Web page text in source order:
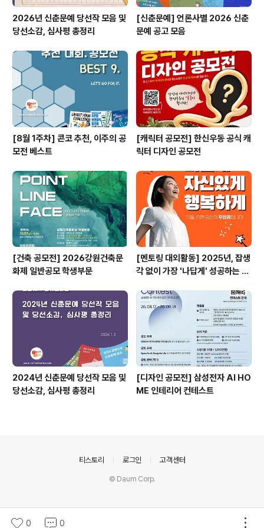
2026년 신춘문예 당선작 모음 및
당선소감, 심사평 총정리
[신춘문예] 언론사별 2026 신춘
문예 공고 모음
[8월 1주차] 콘코 추천, 이주의 공
모전 베스트
[캐릭터 공모전] 한신우동 공식 캐
릭터 디자인 공모전
[건축 공모전] 2026강원건축문
화제 일반공모 학생부문
[멘토링 대외활동] 2025년, 잡생
각 없이 가장 '나답게' 성공하는 법
2024년 신춘문예 당선작 모음 및
당선소감, 심사평 총정리
[디자인 공모전] 삼성전자 AI HO
ME 인테리어 컨테스트
0 0
티스토리 로그인 고객센터
© Daum Corp.